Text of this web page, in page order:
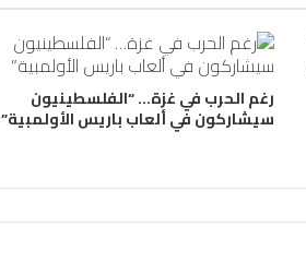
رغم الحرب في غزة… “الفلسطينيون
سيشاركون في ألعاب باريس الأولمبية”